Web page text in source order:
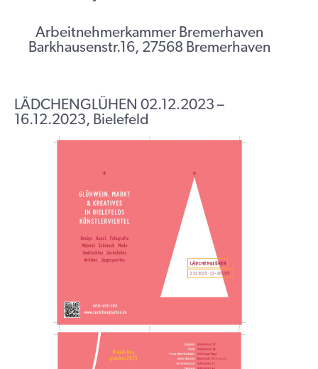
Arbeitnehmerkammer Bremerhaven
Barkhausenstr.16, 27568 Bremerhaven
LÄDCHENGLÜHEN 02.12.2023 –
16.12.2023, Bielefeld